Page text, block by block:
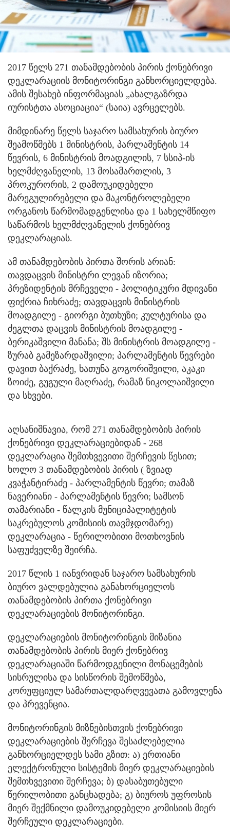
2017 წელს 271 თანამდებობის პირის ქონებრივი
დეკლარაციის მონიტორინგი განხორციელდება.
ამის შესახებ ინფორმაციას „ახალგაზრდა
იურისტთა ასოციაცია“ (საია) ავრცელებს.
მიმდინარე წელს საჯარო სამსახურის ბიურო
შეამოწმებს 1 მინისტრის, პარლამენტის 14
წევრის, 6 მინისტრის მოადგილის, 7 სსიპ-ის
ხელმძღვანელის, 13 მოსამართლის, 3
პროკურორის, 2 დამოუკიდებელი
მარეგულირებელი და მაკონტროლებელი
ორგანოს წარმომადგენლისა და 1 სახელმწიფო
საწარმოს ხელმძღვანელის ქონებრივ
დეკლარაციას.
ამ თანამდებობის პირთა შორის არიან:
თავდაცვის მინისტრი ლევან იზორია;
პრეზიდენტის მრჩეველი - პოლიტიკური მდივანი
ფიქრია ჩიხრაძე; თავდაცვის მინისტრის
მოადგილე - გიორგი ბუთხუზი; კულტურისა და
ძეგლთა დაცვის მინისტრის მოადგილე -
ბერიკაშვილი მანანა; შს მინისტრის მოადგილე -
ზურაბ გამეზარდაშვილი; პარლამენტის წევრები
დავით ბაქრაძე, ხათუნა გოგორიშვილი, აკაკი
ზოიძე, გუგული მაღრაძე, რამაზ ნიკოლაიშვილი
და სხვები.
აღსანიშნავია, რომ 271 თანამდებობის პირის
ქონებრივი დეკლარაციებიდან - 268
დეკლარაცია შემთხვევითი შერჩევის წესით;
ხოლო 3 თანამდებობის პირის ( ზვიად
კვაჭანტირაძე - პარლამენტის წევრი; თამაზ
ნავერიანი - პარლამენტის წევრი; სამსონ
თამარიანი - წალკის მუნიციპალიტეტის
საკრებულოს კომისიის თავმჯდომარე)
დეკლარაცია - წერილობითი მოთხოვნის
საფუძველზე შეირჩა.
2017 წლის 1 იანვრიდან საჯარო სამსახურის
ბიურო ვალდებულია განახორციელოს
თანამდებობის პირთა ქონებრივი
დეკლარაციების მონიტორინგი.
დეკლარაციების მონიტორინგის მიზანია
თანამდებობის პირის მიერ ქონებრივ
დეკლარაციაში წარმოდგენილი მონაცემების
სისრულისა და სისწორის შემოწმება,
კორუფციულ სამართალდარღვევათა გამოვლენა
და პრევენცია.
მონიტორინგის მიზნებისთვის ქონებრივი
დეკლარაციების შერჩევა შესაძლებელია
განხორციელდეს სამი გზით: ა) ერთიანი
ელექტრონული სისტემის მიერ დეკლარაციების
შემთხვევითი შერჩევა; ბ) დასაბუთებული
წერილობითი განცხადება; გ) ბიუროს უფროსის
მიერ შექმნილი დამოუკიდებელი კომისიის მიერ
შერჩეული დეკლარაციები.